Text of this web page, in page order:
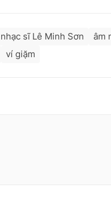
nhạc sĩ Lê Minh Sơn âm
ví giặm